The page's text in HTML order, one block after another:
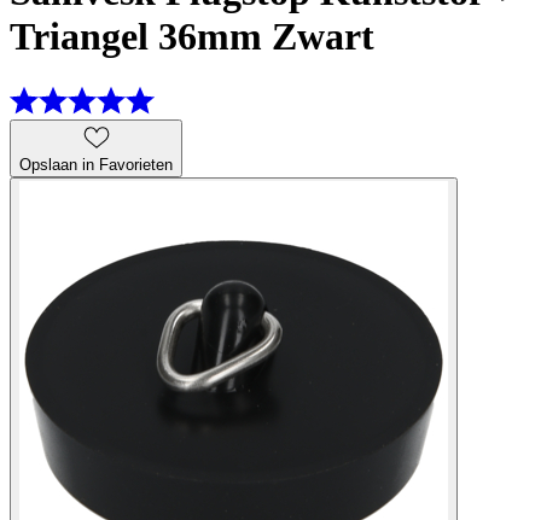
Triangel 36mm Zwart
Opslaan in Favorieten